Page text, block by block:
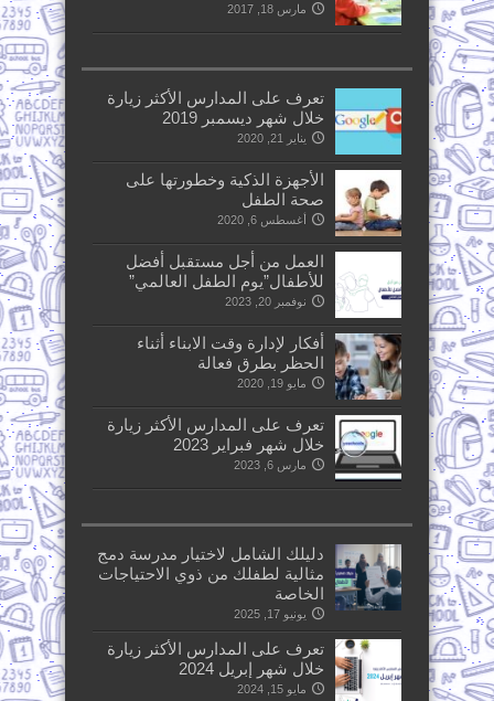
مارس 18, 2017
تعرف على المدارس الأكثر زيارة
خلال شهر ديسمبر 2019
يناير 21, 2020
الأجهزة الذكية وخطورتها على
صحة الطفل
أغسطس 6, 2020
العمل من أجل مستقبل أفضل
للأطفال”يوم الطفل العالمي”
نوفمبر 20, 2023
أفكار لإدارة وقت الابناء أثناء
الحظر بطرق فعالة
مايو 19, 2020
تعرف على المدارس الأكثر زيارة
خلال شهر فبراير 2023
مارس 6, 2023
دليلك الشامل لاختيار مدرسة دمج
مثالية لطفلك من ذوي الاحتياجات
الخاصة
يونيو 17, 2025
تعرف على المدارس الأكثر زيارة
خلال شهر إبريل 2024
مايو 15, 2024